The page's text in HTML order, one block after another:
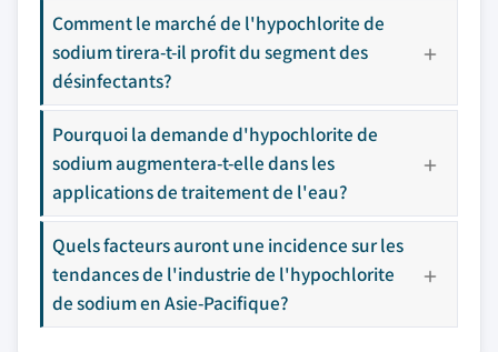
Comment le marché de l'hypochlorite de
sodium tirera-t-il profit du segment des
désinfectants?
Pourquoi la demande d'hypochlorite de
sodium augmentera-t-elle dans les
applications de traitement de l'eau?
Quels facteurs auront une incidence sur les
tendances de l'industrie de l'hypochlorite
de sodium en Asie-Pacifique?